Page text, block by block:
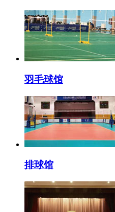
羽毛球馆
排球馆